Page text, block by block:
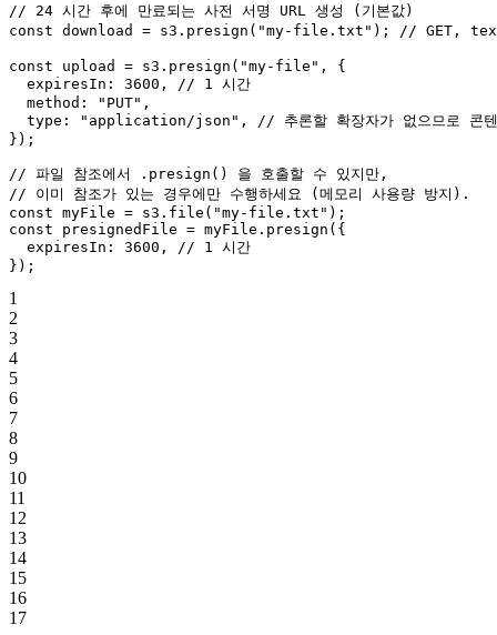
// 24 시간 후에 만료되는 사전 서명 URL 생성 (기본값)
const download = s3. presign ( "my-file.txt" ); // GET,
const upload = s3. presign ( "my-file" , {
  expiresIn:
3600 ,
// 1 시간
  method:
"PUT" ,
  type:
"application/json" ,
// 추론할 확장자가 없으므로 콘
});
// 파일 참조에서 .presign() 을 호출할 수 있지만,
// 이미 참조가 있는 경우에만 수행하세요 (메모리 사용량 방지).
const myFile = s3. file ( "my-file.txt" );
const presignedFile = myFile. presign ({
  expiresIn:
3600 ,
// 1 시간
});
1
2
3
4
5
6
7
8
9
10
11
12
13
14
15
16
17